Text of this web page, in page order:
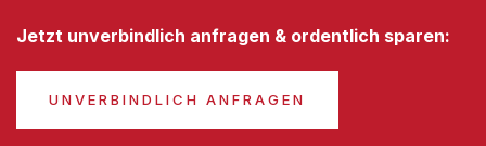
Jetzt unverbindlich anfragen & ordentlich sparen:
UNVERBINDLICH ANFRAGEN